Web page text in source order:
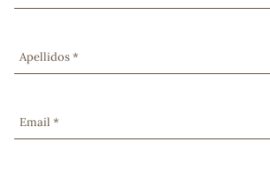
Apellidos *
Email *